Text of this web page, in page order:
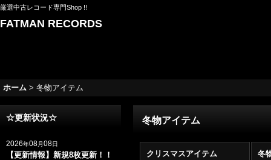
厳選中古レコード専門Shop !!
FATMAN RECORDS
ホーム > 冬物アイテム
☆更新状況☆
2026年08月08日
【更新情報】新規8枚更新！！
冬物アイテム
クリスマスアイテム 冬